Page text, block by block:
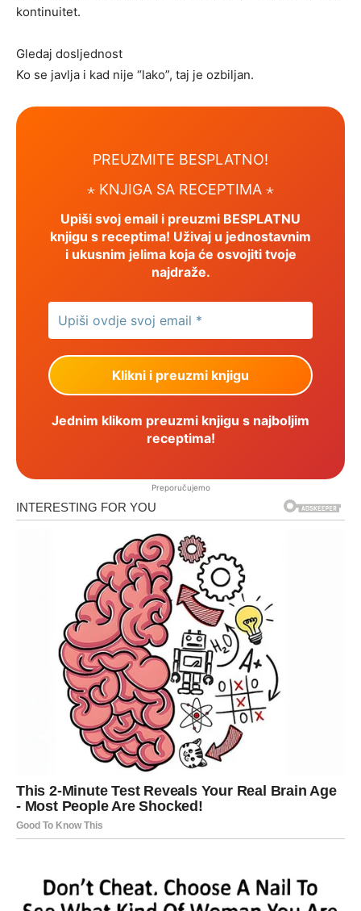
kontinuitet.
Gledaj dosljednost
Ko se javlja i kad nije “lako”, taj je ozbiljan.
PREUZMITE BESPLATNO!
⋆ KNJIGA SA RECEPTIMA ⋆
Upiši svoj email i preuzmi BESPLATNU
knjigu s receptima! Uživaj u jednostavnim
i ukusnim jelima koja će osvojiti tvoje
najdraže.
Jednim klikom preuzmi knjigu s najboljim
receptima!
Preporučujemo